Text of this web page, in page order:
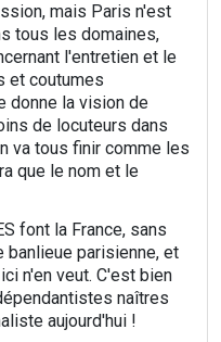
mais Paris n'est
tous les domaines,
l'entretien et le
et coutumes
donne la vision de
de locuteurs dans
va tous finir comme les
que le nom et le
font la France, sans
banlieue parisienne, et
n'en veut. C'est bien
naîtres
aujourd'hui !